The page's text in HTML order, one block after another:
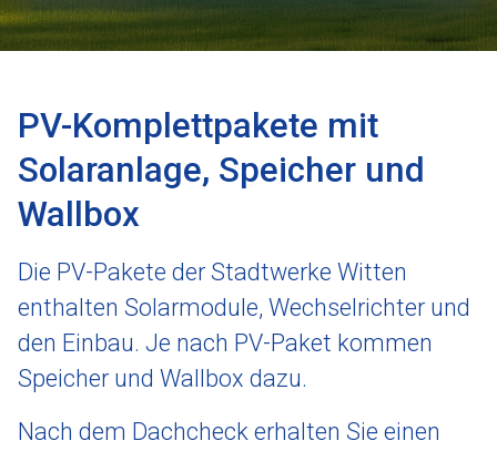
PV-Komplettpakete mit
Solaranlage, Speicher und
Wallbox
Die PV-Pakete der Stadtwerke Witten
enthalten Solarmodule, Wechselrichter und
den Einbau. Je nach PV-Paket kommen
Speicher und Wallbox dazu.
Nach dem Dachcheck erhalten Sie einen